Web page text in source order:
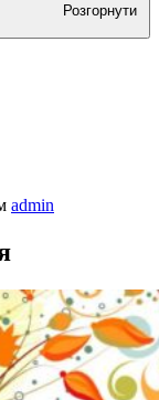
Розгорнути
admin